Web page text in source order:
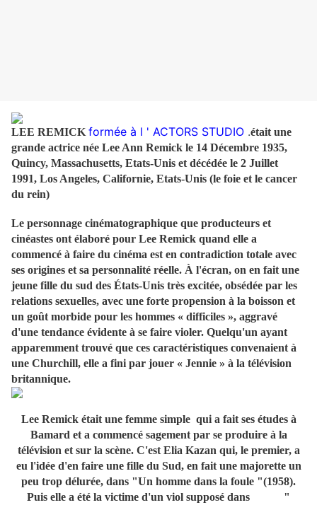
LEE REMICK formée à l ' ACTORS STUDIO .était une
grande actrice née Lee Ann Remick le 14 Décembre 1935,
Quincy, Massachusetts, Etats-Unis et décédée le 2 Juillet
1991, Los Angeles, Californie, Etats-Unis (le foie et le cancer
du rein)
Le personnage cinématographique que producteurs et
cinéastes ont élaboré pour Lee Remick quand elle a
commencé à faire du cinéma est en contradiction totale avec
ses origines et sa personnalité réelle. À l'écran, on en fait une
jeune fille du sud des États-Unis très excitée, obsédée par les
relations sexuelles, avec une forte propension à la boisson et
un goût morbide pour les hommes « difficiles », aggravé
d'une tendance évidente à se faire violer. Quelqu'un ayant
apparemment trouvé que ces caractéristiques convenaient à
une Churchill, elle a fini par jouer « Jennie » à la télévision
britannique.
Lee Remick était une femme simple qui a fait ses études à
Bamard et a commencé sagement par se produire à la
télévision et sur la scène. C'est Elia Kazan qui, le premier, a
eu l'idée d'en faire une fille du Sud, en fait une majorette un
peu trop délurée, dans "Un homme dans la foule "(1958).
Puis elle a été la victime d'un viol supposé dans "